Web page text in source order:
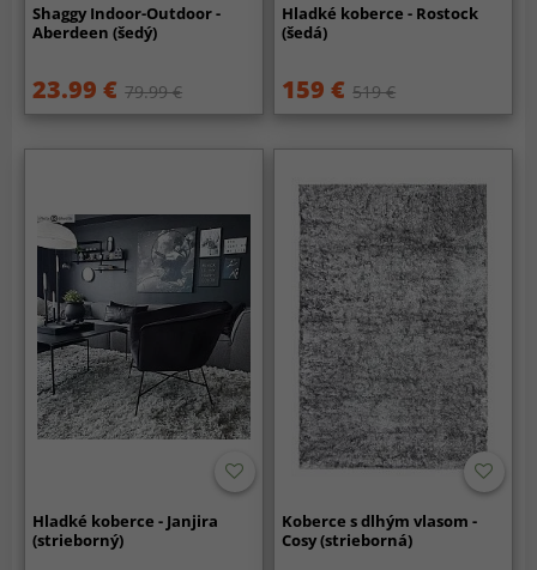
Shaggy Indoor-Outdoor -
Aberdeen (šedý)
23.99 € 79.99 €
Hladké koberce - Rostock
(šedá)
159 € 519 €
Hladké koberce - Janjira
(strieborný)
Koberce s dlhým vlasom -
Cosy (strieborná)